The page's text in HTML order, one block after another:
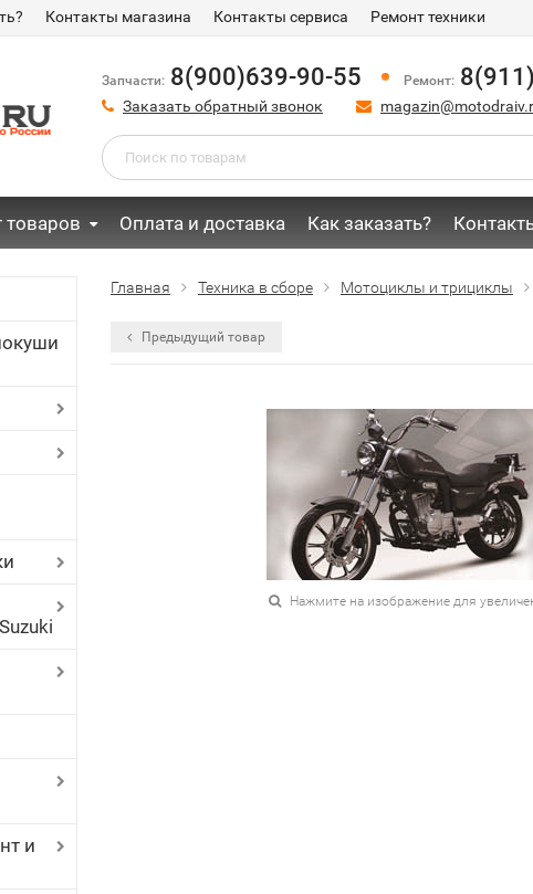
Контакты магазина Контакты сервиса Ремонт техники
Запчасти: 8(900)639-90-55 Ремонт:
Заказать обратный звонок
товаров Оплата и доставка Как заказать?
и
Главная Техника в сборе Мотоциклы и трициклы
Предыдущий товар
Нажмите на изображение для